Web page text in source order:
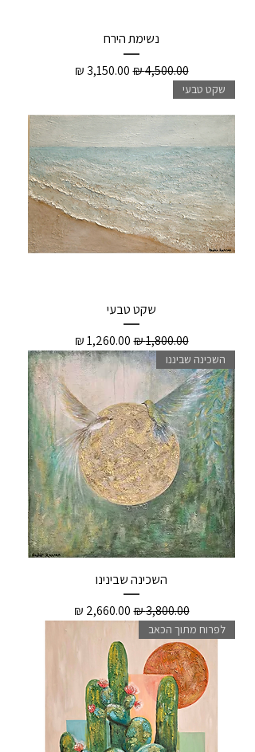
נשימת הירח
מחיר רגיל‏4,500.00 ‏₪ מחיר מבצע
שקט טבעי
שקט טבעי
מחיר רגיל‏1,800.00 ‏₪ מחיר מבצע
השכינה שביננו
השכינה שבינינו
מחיר רגיל‏3,800.00 ‏₪ מחיר מבצע
לפרוח מתוך הכאב